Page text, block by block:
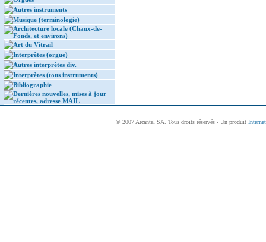
Autres instruments
Musique (terminologie)
Architecture locale (Chaux-de-
Fonds, et environs)
Art du Vitrail
Interprètes (orgue)
Autres interprètes div.
Interprètes (tous instruments)
Bibliographie
Dernières nouvelles, mises à jour
récentes, adresse MAIL
© 2007 Arcantel SA. Tous droits réservés - Un produit